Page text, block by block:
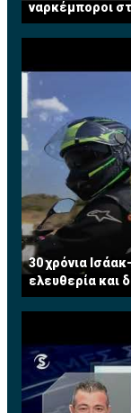
ναρκέμποροι
30 χρόνια
ελευθερία και